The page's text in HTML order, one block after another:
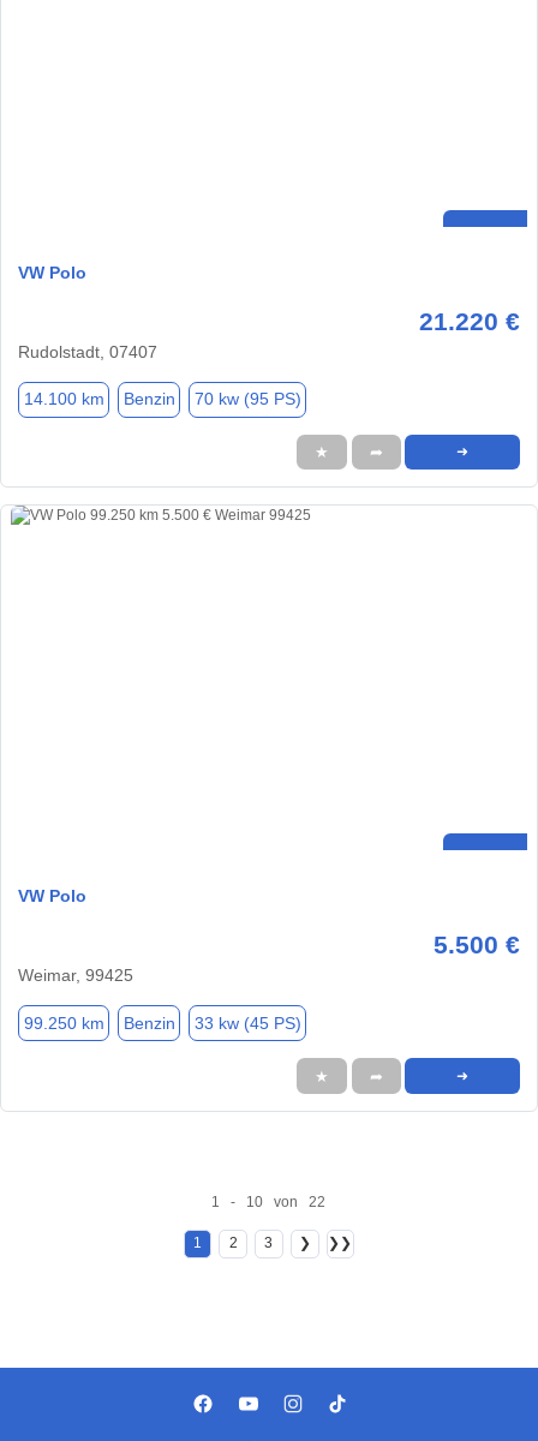
VW Polo
21.220 €
Rudolstadt, 07407
14.100 km Benzin 70 kw (95 PS)
★ ➦ ➜
VW Polo
5.500 €
Weimar, 99425
99.250 km Benzin 33 kw (45 PS)
★ ➦ ➜
1 - 10 von 22
1 2 3 ❯ ❯❯